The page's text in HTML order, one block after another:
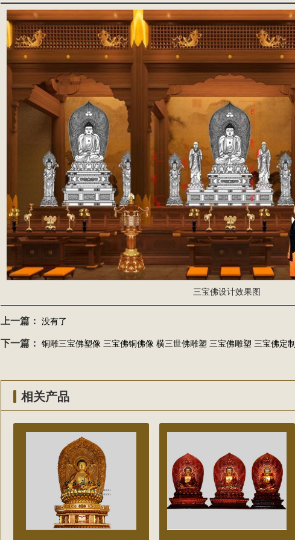
三宝佛设计效果图
上一篇： 没有了
下一篇： 铜雕三宝佛塑像 三宝佛铜佛像 横三世佛雕塑 三宝佛雕塑 三宝佛定制
相关产品